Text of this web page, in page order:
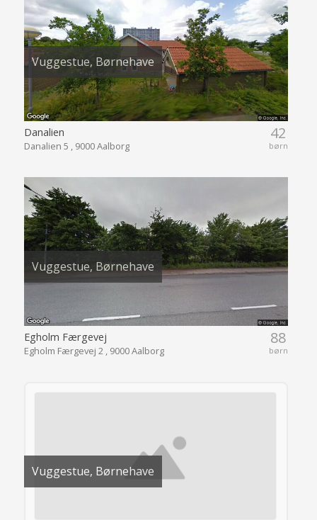
Vuggestue, Børnehave
42
børn
Danalien
Danalien 5 , 9000 Aalborg
Vuggestue, Børnehave
88
børn
Egholm Færgevej
Egholm Færgevej 2 , 9000 Aalborg
Vuggestue, Børnehave